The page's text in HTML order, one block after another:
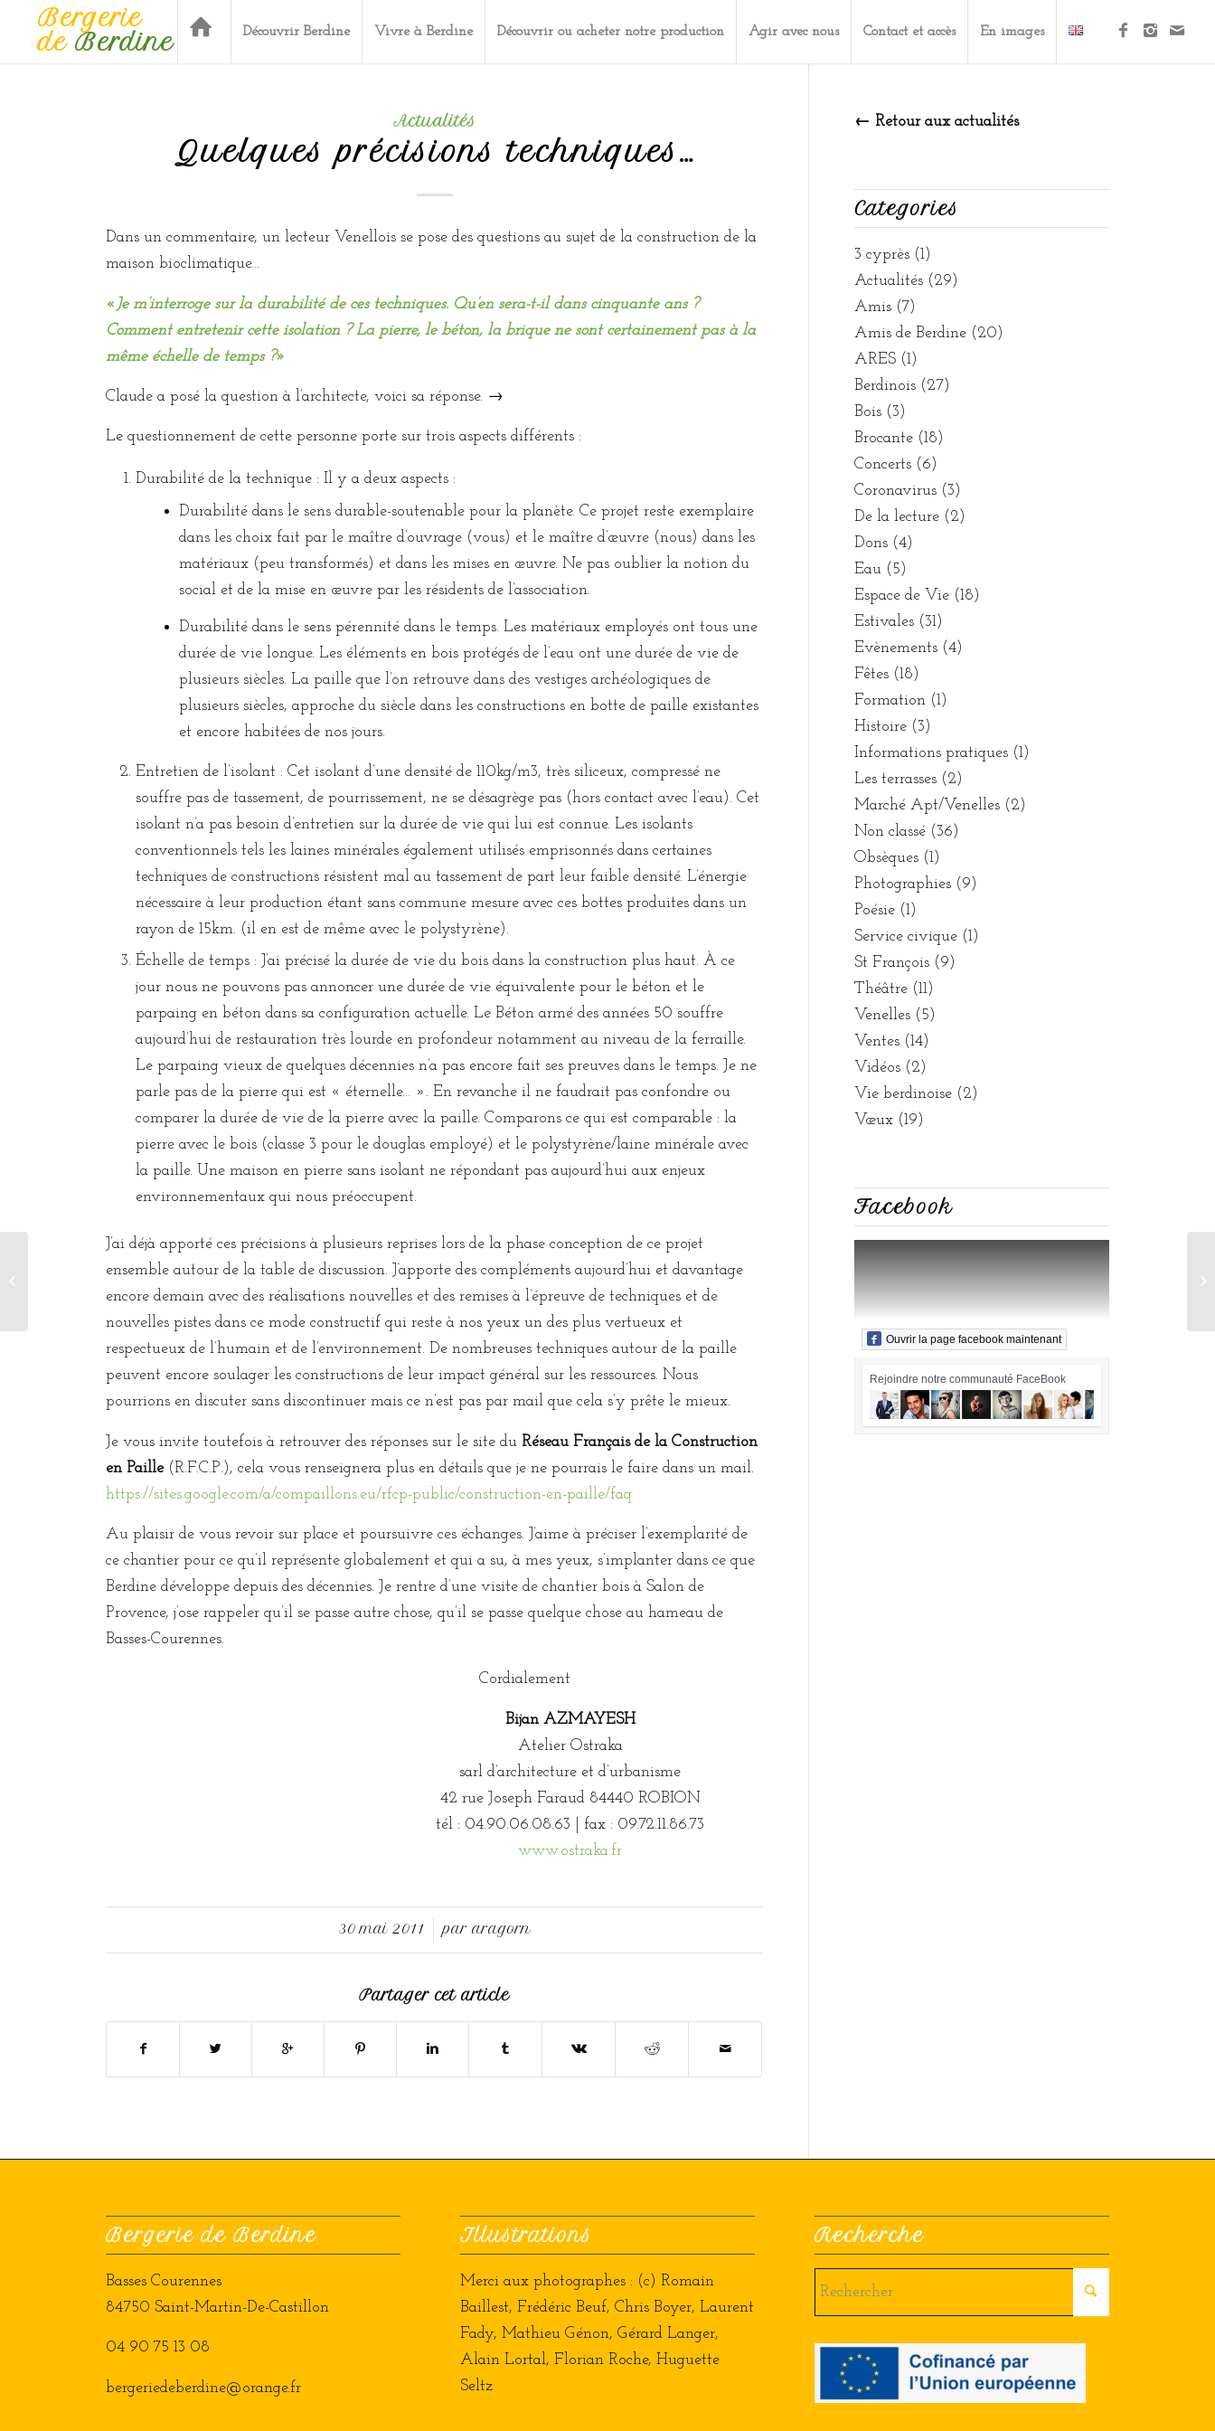
Bergerie
deBerdine Découvrir Berdine Vivre à Berdine Découvrir ou acheter notre production Agir avec nous Contact et accès En images
Actualités
Quelques précisions techniques…
Dans un commentaire, un lecteur Venellois se pose des questions au sujet de la construction de la
maison bioclimatique…
« Je m’interroge sur la durabilité de ces techniques. Qu’en sera-t-il dans cinquante ans ?
Comment entretenir cette isolation ? La pierre, le béton, la brique ne sont certainement pas à la
même échelle de temps ?»
Claude a posé la question à l’architecte, voici sa réponse. →
Le questionnement de cette personne porte sur trois aspects différents :
Durabilité de la technique : Il y a deux aspects :
Durabilité dans le sens durable-soutenable pour la planète. Ce projet reste exemplaire
dans les choix fait par le maître d’ouvrage (vous) et le maître d’œuvre (nous) dans les
matériaux (peu transformés) et dans les mises en œuvre. Ne pas oublier la notion du
social et de la mise en œuvre par les résidents de l’association.
Durabilité dans le sens pérennité dans le temps. Les matériaux employés ont tous une
durée de vie longue. Les éléments en bois protégés de l’eau ont une durée de vie de
plusieurs siècles. La paille que l’on retrouve dans des vestiges archéologiques de
plusieurs siècles, approche du siècle dans les constructions en botte de paille existantes
et encore habitées de nos jours.
Entretien de l’isolant : Cet isolant d’une densité de 110kg/m3, très siliceux, compressé ne
souffre pas de tassement, de pourrissement, ne se désagrège pas (hors contact avec l’eau). Cet
isolant n’a pas besoin d’entretien sur la durée de vie qui lui est connue. Les isolants
conventionnels tels les laines minérales également utilisés emprisonnés dans certaines
techniques de constructions résistent mal au tassement de part leur faible densité. L’énergie
nécessaire à leur production étant sans commune mesure avec ces bottes produites dans un
rayon de 15km. (il en est de même avec le polystyrène).
Échelle de temps : J’ai précisé la durée de vie du bois dans la construction plus haut. À ce
jour nous ne pouvons pas annoncer une durée de vie équivalente pour le béton et le
parpaing en béton dans sa configuration actuelle. Le Béton armé des années 50 souffre
aujourd’hui de restauration très lourde en profondeur notamment au niveau de la ferraille.
Le parpaing vieux de quelques décennies n’a pas encore fait ses preuves dans le temps. Je ne
parle pas de la pierre qui est « éternelle… ». En revanche il ne faudrait pas confondre ou
comparer la durée de vie de la pierre avec la paille. Comparons ce qui est comparable : la
pierre avec le bois (classe 3 pour le douglas employé) et le polystyrène/laine minérale avec
la paille. Une maison en pierre sans isolant ne répondant pas aujourd’hui aux enjeux
environnementaux qui nous préoccupent.
J’ai déjà apporté ces précisions à plusieurs reprises lors de la phase conception de ce projet
ensemble autour de la table de discussion. J’apporte des compléments aujourd’hui et davantage
encore demain avec des réalisations nouvelles et des remises à l’épreuve de techniques et de
nouvelles pistes dans ce mode constructif qui reste à nos yeux un des plus vertueux et
respectueux de l’humain et de l’environnement. De nombreuses techniques autour de la paille
peuvent encore soulager les constructions de leur impact général sur les ressources. Nous
pourrions en discuter sans discontinuer mais ce n’est pas par mail que cela s’y prête le mieux.
Je vous invite toutefois à retrouver des réponses sur le site du Réseau Français de la Construction
en Paille(R.F.C.P.), cela vous renseignera plus en détails que je ne pourrais le faire dans un mail.
https://sites.google.com/a/compaillons.eu/rfcp-public/construction-en-paille/faq
Au plaisir de vous revoir sur place et poursuivre ces échanges. J’aime à préciser l’exemplarité de
ce chantier pour ce qu’il représente globalement et qui a su, à mes yeux, s’implanter dans ce que
Berdine développe depuis des décennies. Je rentre d’une visite de chantier bois à Salon de
Provence, j’ose rappeler qu’il se passe autre chose, qu’il se passe quelque chose au hameau de
Basses-Courennes.
Cordialement
Bijan AZMAYESH
Atelier Ostraka
sarl d’architecture et d’urbanisme
42 rue Joseph Faraud 84440 ROBION
tél : 04.90.06.08.63 | fax : 09.72.11.86.73
www.ostraka.fr
30 mai 2011
/ pararagorn
Partager cet article
← Retour aux actualités
Categories
3 cyprès(1)
Actualités(29)
Amis(7)
Amis de Berdine(20)
ARES(1)
Berdinois(27)
Bois(3)
Brocante(18)
Concerts(6)
Coronavirus(3)
De la lecture(2)
Dons(4)
Eau(5)
Espace de Vie(18)
Estivales(31)
Evènements(4)
Fêtes(18)
Formation(1)
Histoire(3)
Informations pratiques(1)
Les terrasses(2)
Marché Apt/Venelles(2)
Non classé(36)
Obsèques(1)
Photographies(9)
Poésie(1)
Service civique(1)
St François(9)
Théâtre(11)
Venelles(5)
Ventes(14)
Vidéos(2)
Vie berdinoise(2)
Vœux(19)
Facebook
Ouvrir la page facebook maintenant
Rejoindre notre communauté FaceBook
Bergerie de Berdine
Basses Courennes
84750 Saint-Martin-De-Castillon
04 90 75 13 08
bergeriedeberdine@orange.fr
Illustrations
Merci aux photographes : (c) Romain
Baillest, Frédéric Beuf, Chris Boyer, Laurent
Fady, Mathieu Génon, Gérard Langer,
Alain Lortal, Florian Roche, Huguette
Seltz
Recherche